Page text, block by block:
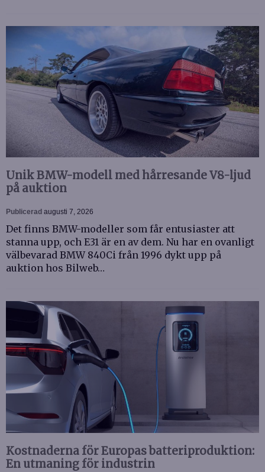
Unik BMW-modell med hårresande V8-ljud
på auktion
Publicerad augusti 7, 2026
Det finns BMW-modeller som får entusiaster att
stanna upp, och E31 är en av dem. Nu har en ovanligt
välbevarad BMW 840Ci från 1996 dykt upp på
auktion hos Bilweb…
Kostnaderna för Europas batteriproduktion:
En utmaning för industrin